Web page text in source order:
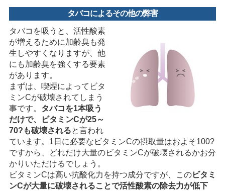
タバコによるその他の弊害
タバコを吸うと、活性酸素
が増えるために加齢臭も発
生しやすくなりますが、他
にも加齢臭を強くする要素
があります。
まずは、喫煙によってビタ
ミンCが破壊されてしまう
事です。 タバコを1本吸う
だけで、ビタミンCが25～
70?も破壊されると言われ
ています。1日に必要なビタミンCの摂取量はおよそ100?
ですから、どれだけ大量のビタミンCが破壊されるかお分
かりいただけるでしょう。
ビタミンCは高い抗酸化力を持つ成分ですが、このビタミ
ンCが大量に破壊されることで活性酸素の除去力が低下